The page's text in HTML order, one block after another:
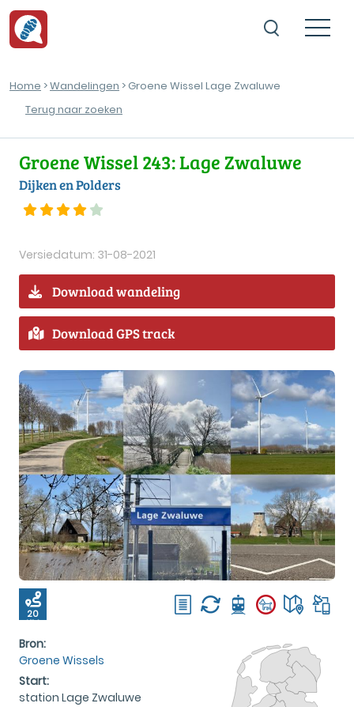
Home >Wandelingen > Groene Wissel Lage Zwaluwe
Terug naar zoeken
Groene Wissel 243: Lage Zwaluwe
Dijken en Polders
Versiedatum: 31-08-2021
Download wandeling
Download GPS track
20
KM
Bron:
Groene Wissels
Start:
station Lage Zwaluwe